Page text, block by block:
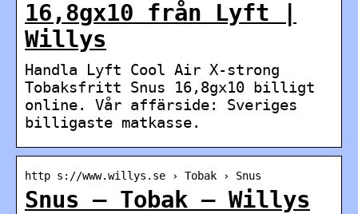
16,8gx10 från Lyft |
Willys
Handla Lyft Cool Air X-strong
Tobaksfritt Snus 16,8gx10 billigt
online. Vår affärside: Sveriges
billigaste matkasse.
http s://www.willys.se › Tobak › Snus
Snus – Tobak – Willys